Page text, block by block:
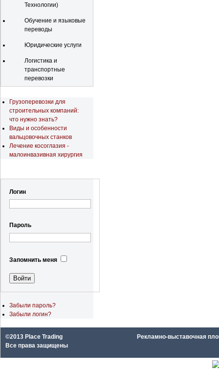
Технологии)
Обучение и языковые
переводы
Юридические услуги
Логистика и
транспортные
перевозки
Грузоперевозки для
строительных компаний:
что нужно знать?
Виды и особенности
вальцовочных станков
Лечение косоглазия -
малоинвазивная хирургия
Логин
Пароль
Запомнить меня
Забыли пароль?
Забыли логин?
©2013 Place Trading
Все права защищены
Рекламно-выставочная